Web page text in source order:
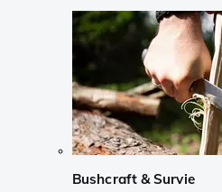
Bushcraft & Survie